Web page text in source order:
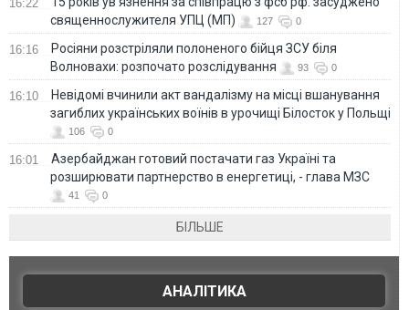
16:22
священнослужителя УПЦ (МП)
127 0
16:16
Росіяни розстріляли полоненого бійця ЗСУ біля
Волновахи: розпочато розслідування
93 0
16:10
Невідомі вчинили акт вандалізму на місці вшанування
загиблих українських воїнів в урочищі Білосток у Польщі
106 0
16:01
Азербайджан готовий постачати газ Україні та
розширювати партнерство в енергетиці, - глава МЗС
41 0
БІЛЬШЕ
АНАЛІТИКА